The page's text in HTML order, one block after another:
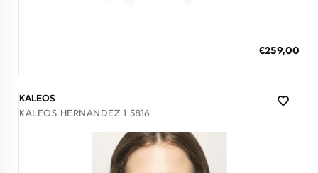
Ειδική
€259,00
KALEOS
KALEOS HERNANDEZ 1 5816